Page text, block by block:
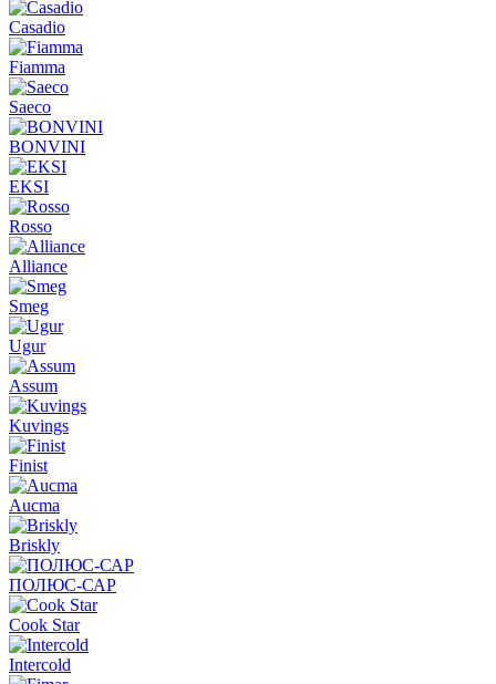
Casadio
Fiamma
Saeco
BONVINI
EKSI
Rosso
Alliance
Smeg
Ugur
Assum
Kuvings
Finist
Aucma
Briskly
ПОЛЮС-САР
Cook Star
Intercold